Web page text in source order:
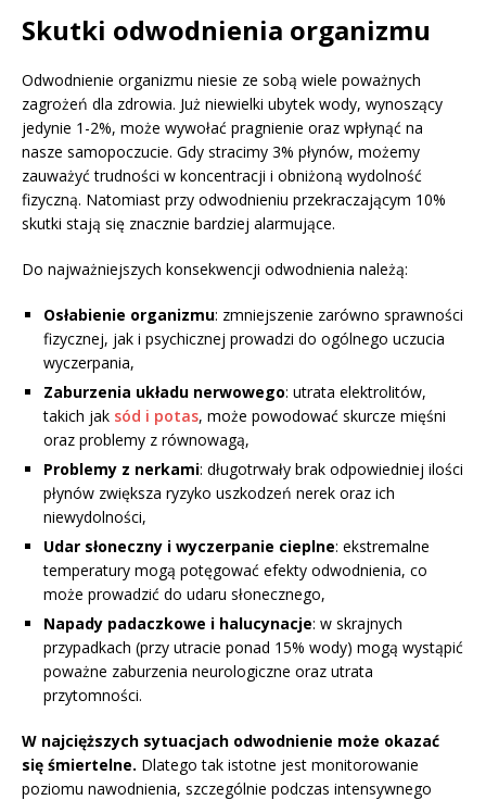
Skutki odwodnienia organizmu
Odwodnienie organizmu niesie ze sobą wiele poważnych
zagrożeń dla zdrowia. Już niewielki ubytek wody, wynoszący
jedynie 1-2%, może wywołać pragnienie oraz wpłynąć na
nasze samopoczucie. Gdy stracimy 3% płynów, możemy
zauważyć trudności w koncentracji i obniżoną wydolność
fizyczną. Natomiast przy odwodnieniu przekraczającym 10%
skutki stają się znacznie bardziej alarmujące.
Do najważniejszych konsekwencji odwodnienia należą:
Osłabienie organizmu: zmniejszenie zarówno sprawności
fizycznej, jak i psychicznej prowadzi do ogólnego uczucia
wyczerpania,
Zaburzenia układu nerwowego: utrata elektrolitów,
takich jak sód i potas, może powodować skurcze mięśni
oraz problemy z równowagą,
Problemy z nerkami: długotrwały brak odpowiedniej ilości
płynów zwiększa ryzyko uszkodzeń nerek oraz ich
niewydolności,
Udar słoneczny i wyczerpanie cieplne: ekstremalne
temperatury mogą potęgować efekty odwodnienia, co
może prowadzić do udaru słonecznego,
Napady padaczkowe i halucynacje: w skrajnych
przypadkach (przy utracie ponad 15% wody) mogą wystąpić
poważne zaburzenia neurologiczne oraz utrata
przytomności.
W najcięższych sytuacjach odwodnienie może okazać
się śmiertelne. Dlatego tak istotne jest monitorowanie
poziomu nawodnienia, szczególnie podczas intensywnego